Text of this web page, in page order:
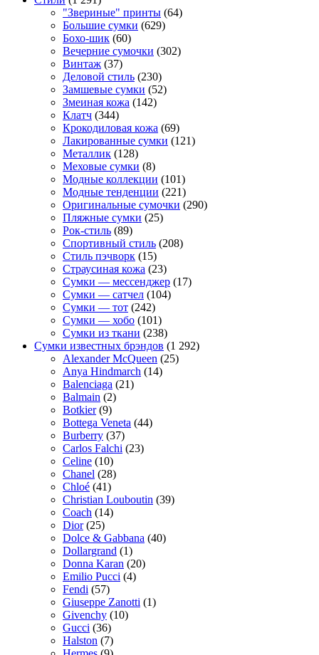
"Звериные" принты (64)
Большие сумки (629)
Бохо-шик (60)
Вечерние сумочки (302)
Винтаж (37)
Деловой стиль (230)
Замшевые сумки (52)
Змеиная кожа (142)
Клатч (344)
Крокодиловая кожа (69)
Лакированные сумки (121)
Металлик (128)
Меховые сумки (8)
Модные коллекции (101)
Модные тенденции (221)
Оригинальные сумочки (290)
Пляжные сумки (25)
Рок-стиль (89)
Спортивный стиль (208)
Стиль пэчворк (15)
Страусиная кожа (23)
Сумки — мессенджер (17)
Сумки — сатчел (104)
Сумки — тот (242)
Сумки — хобо (101)
Сумки из ткани (238)
Сумки известных брэндов (1 292)
Alexander McQueen (25)
Anya Hindmarch (14)
Balenciaga (21)
Balmain (2)
Botkier(9)
Bottega Veneta (44)
Burberry (37)
Carlos Falchi (23)
Celine (10)
Chanel (28)
Chloé (41)
Christian Louboutin (39)
Coach (14)
Dior(25)
Dolce & Gabbana (40)
Dollargrand (1)
Donna Karan (20)
Emilio Pucci (4)
Fendi (57)
Giuseppe Zanotti (1)
Givenchy (10)
Gucci (36)
Halston (7)